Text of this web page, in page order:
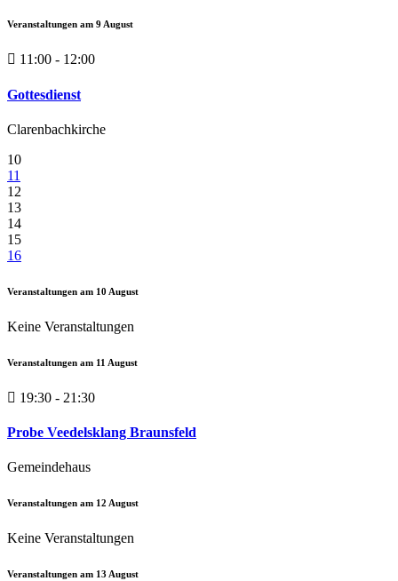
Veranstaltungen am 9 August
11:00 - 12:00
Gottesdienst
Clarenbachkirche
10
11
12
13
14
15
16
Veranstaltungen am 10 August
Keine Veranstaltungen
Veranstaltungen am 11 August
19:30 - 21:30
Probe Veedelsklang Braunsfeld
Gemeindehaus
Veranstaltungen am 12 August
Keine Veranstaltungen
Veranstaltungen am 13 August